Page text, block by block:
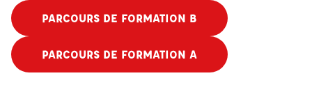
PARCOURS DE FORMATION B
PARCOURS DE FORMATION A